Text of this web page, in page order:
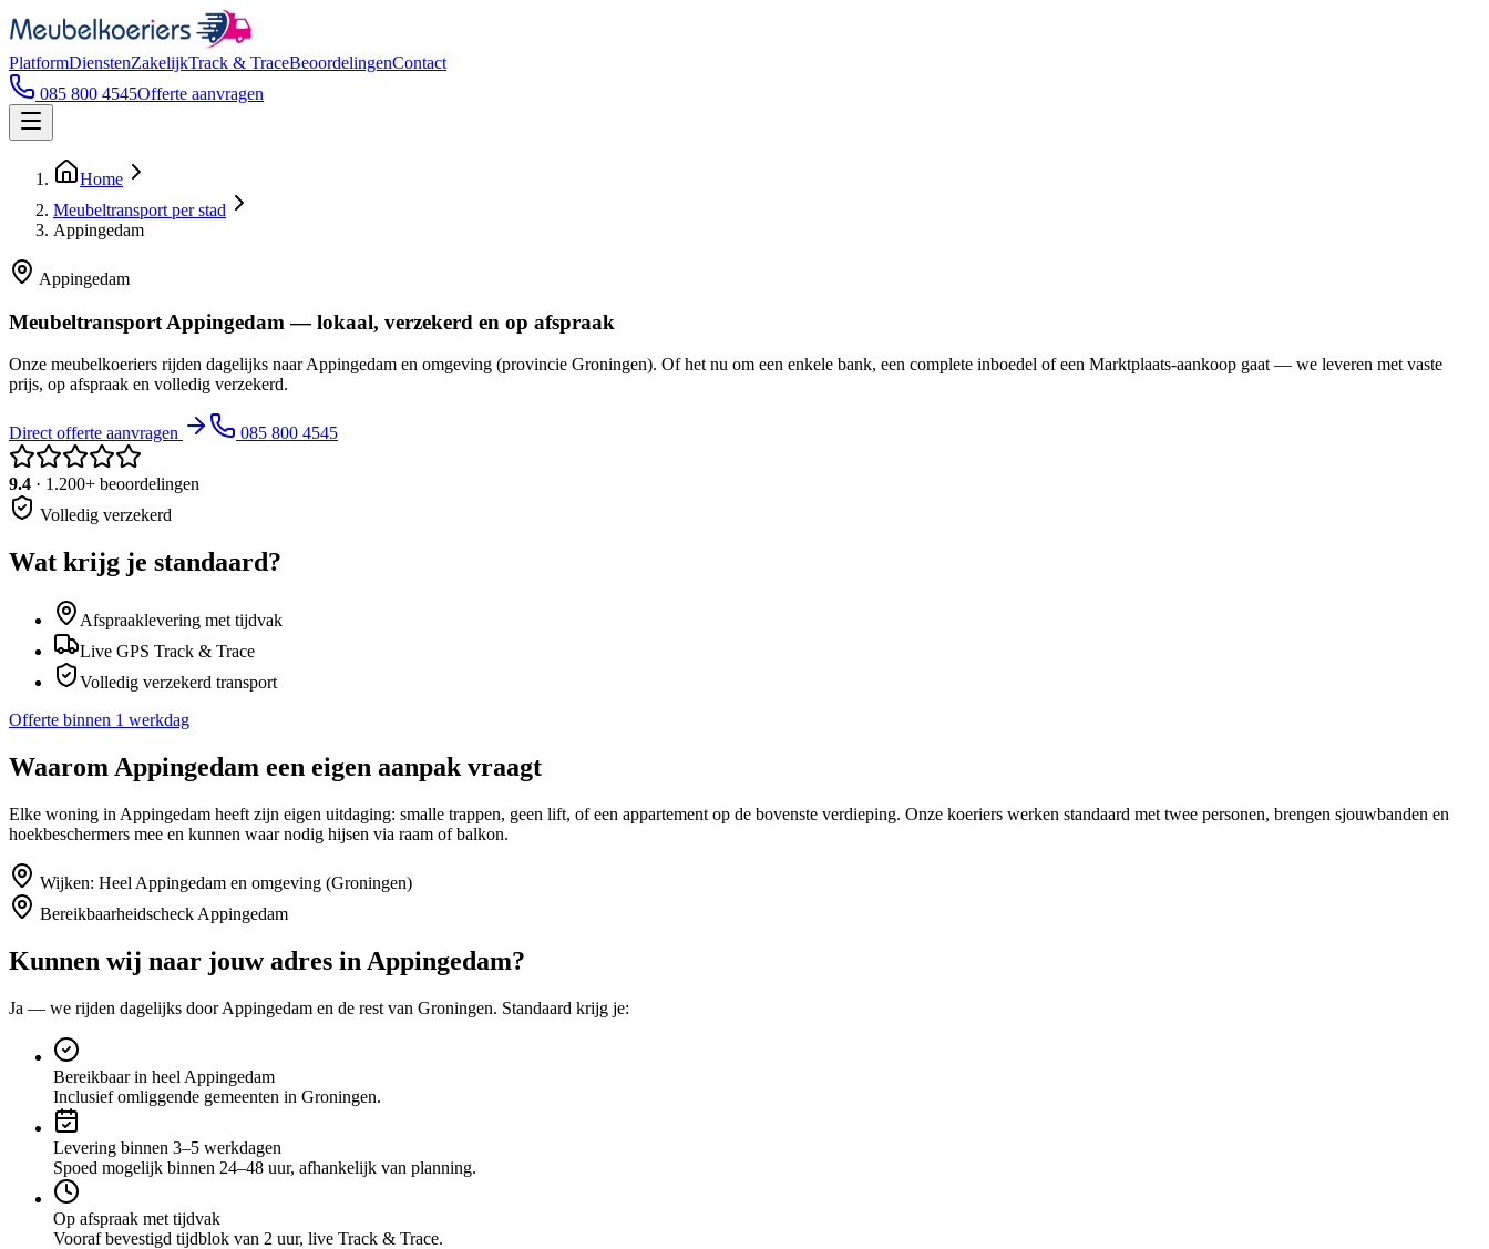
PlatformDienstenZakelijkTrack & TraceBeoordelingenContact
085 800 4545Offerte aanvragen
Home
Meubeltransport per stad
Appingedam
Appingedam
Meubeltransport Appingedam — lokaal, verzekerd en op afspraak
Onze meubelkoeriers rijden dagelijks naar Appingedam en omgeving (provincie Groningen). Of het nu om een enkele bank, een complete inboedel of een Marktplaats-aankoop gaat — we leveren met vaste
prijs, op afspraak en volledig verzekerd.
Direct offerte aanvragen 085 800 4545
9.4 · 1.200+ beoordelingen
Volledig verzekerd
Wat krijg je standaard?
Afspraaklevering met tijdvak
Live GPS Track & Trace
Volledig verzekerd transport
Offerte binnen 1 werkdag
Waarom Appingedam een eigen aanpak vraagt
Elke woning in Appingedam heeft zijn eigen uitdaging: smalle trappen, geen lift, of een appartement op de bovenste verdieping. Onze koeriers werken standaard met twee personen, brengen sjouwbanden en
hoekbeschermers mee en kunnen waar nodig hijsen via raam of balkon.
Wijken: Heel Appingedam en omgeving (Groningen)
Bereikbaarheidscheck Appingedam
Kunnen wij naar jouw adres in Appingedam?
Ja — we rijden dagelijks doorAppingedam en de rest van Groningen. Standaard krijg je:
Bereikbaar in heel Appingedam
Inclusief omliggende gemeenten in Groningen.
Levering binnen 3–5 werkdagen
Spoed mogelijk binnen 24–48 uur, afhankelijk van planning.
Op afspraak met tijdvak
Vooraf bevestigd tijdblok van 2 uur, live Track & Trace.